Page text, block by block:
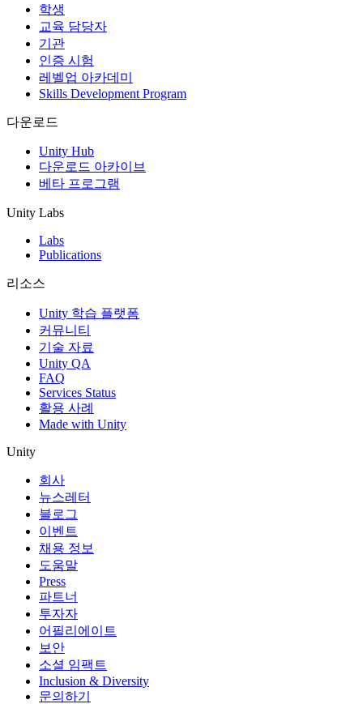
인디 게임
소규모 팀으로 대작 게임을 출시하세요.
XR 게임
여러 플랫폼에서 XR 게임을 출시하세요.
멀티플레이어 게임
멀티플레이어 게임 개발을 간소화하세요.
학생
교육 담당자
기관
인증 시험
레벨업 아카데미
Skills Development Program
다운로드
Unity Hub
다운로드 아카이브
베타 프로그램
Unity Labs
Labs
Publications
리소스
Unity 학습 플랫폼
커뮤니티
기술 자료
Unity QA
FAQ
Services Status
활용 사례
Made with Unity
Unity
회사
뉴스레터
블로그
이벤트
채용 정보
도움말
Press
파트너
투자자
어필리에이트
보안
소셜 임팩트
Inclusion & Diversity
문의하기